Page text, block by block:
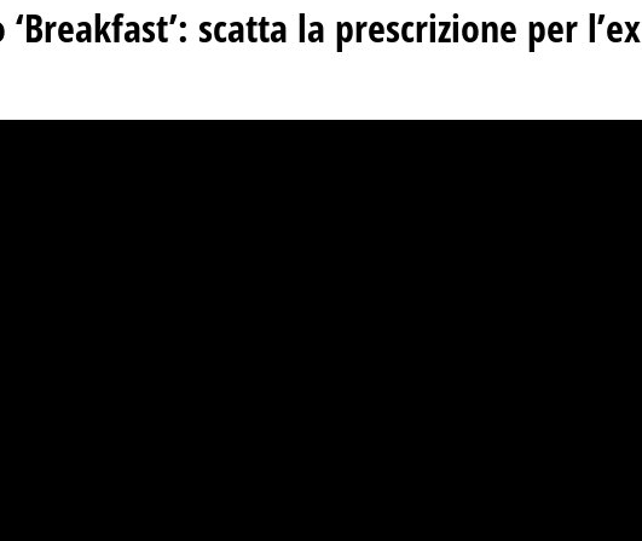
scatta la prescrizione per l’ex